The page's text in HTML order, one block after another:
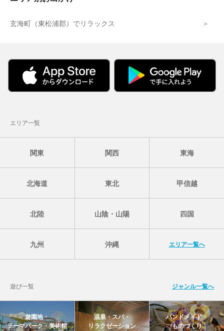
玄海町（東松浦郡）でリラックス
エリア一覧
関東 関西 東海
北海道 東北 甲信越
北陸 山陰・山陽 四国
九州 沖縄 エリア一覧へ
遊び一覧 ジャンル一覧へ
遊園地・
テーマパーク・美術館
温泉・スパ・
リラクゼーション
ハンドメイド・
ものづくり